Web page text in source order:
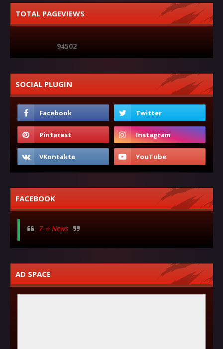
TOTAL PAGEVIEWS
94502
SOCIAL PLUGIN
FACEBOOK
7 ⭐ News
AD SPACE